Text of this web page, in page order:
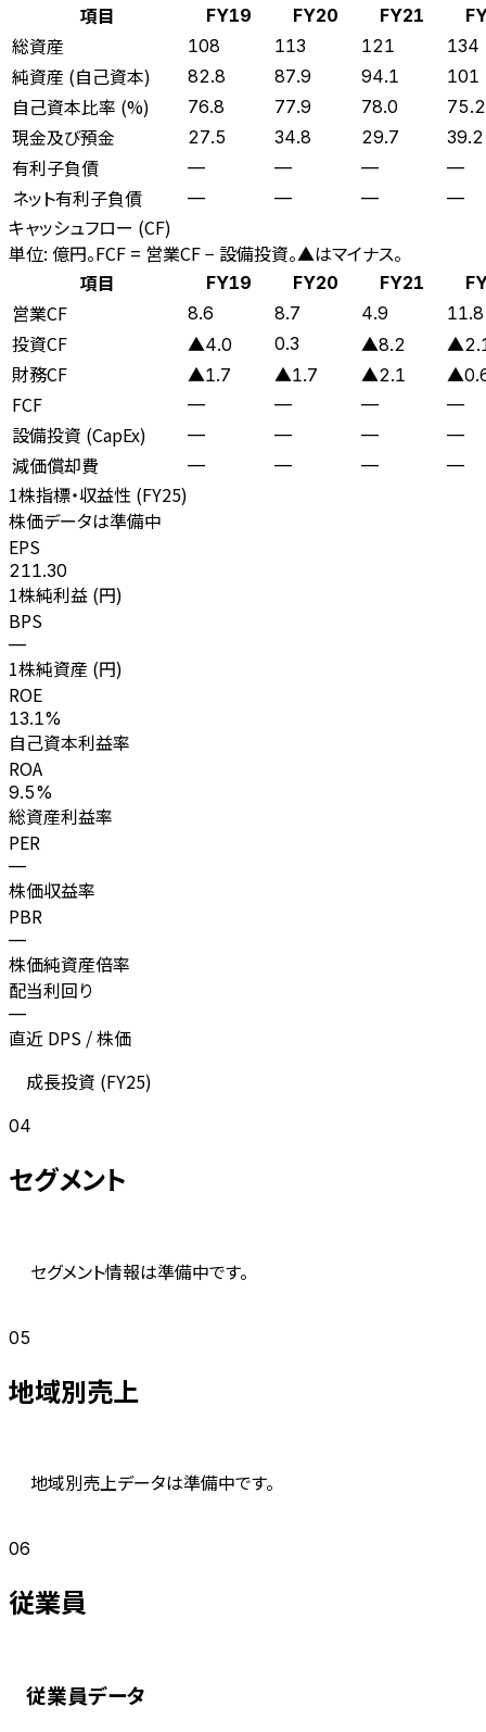
項目
FY19 FY20 FY21
総資産 108 113 121 134
純資産 (自己資本) 82.8 87.9 94.1 101
自己資本比率 (%) 76.8 77.9 78.0 75.2
現金及び預金 27.5 34.8 29.7 39.2
有利子負債 — — — —
ネット有利子負債 — — — —
キャッシュフロー (CF)
単位: 億円。FCF = 営業CF − 設備投資。▲はマイナス。
項目
FY19 FY20 FY21
営業CF 8.6 8.7 4.9 11.8
投資CF ▲4.0 0.3 ▲8.2
財務CF ▲1.7 ▲1.7 ▲2.1
FCF — — — —
設備投資 (CapEx) — — — —
減価償却費 — — — —
1株指標・収益性 (FY25)
株価データは準備中
EPS
211.30
1株純利益 (円)
BPS
—
1株純資産 (円)
ROE
13.1%
自己資本利益率
ROA
9.5%
総資産利益率
PER
—
株価収益率
PBR
—
株価純資産倍率
配当利回り
—
直近 DPS / 株価
成長投資 (FY25)
04
セグメント
セグメント情報は準備中です。
05
地域別売上
地域別売上データは準備中です。
06
従業員
従業員データ